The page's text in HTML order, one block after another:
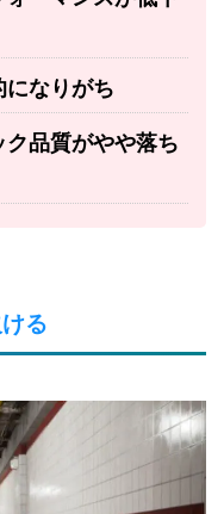
なりがち
品質がやや落ち
る